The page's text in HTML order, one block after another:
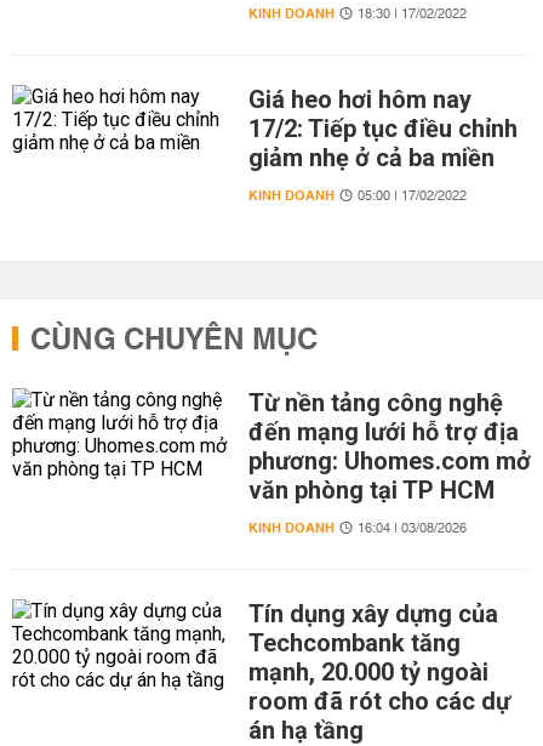
KINH DOANH 18:30 | 17/02/2022
Giá heo hơi hôm nay
17/2: Tiếp tục điều chỉnh
giảm nhẹ ở cả ba miền
KINH DOANH 05:00 | 17/02/2022
CÙNG CHUYÊN MỤC
Từ nền tảng công nghệ
đến mạng lưới hỗ trợ địa
phương: Uhomes.com mở
văn phòng tại TP HCM
KINH DOANH 16:04 | 03/08/2026
Tín dụng xây dựng của
Techcombank tăng
mạnh, 20.000 tỷ ngoài
room đã rót cho các dự
án hạ tầng